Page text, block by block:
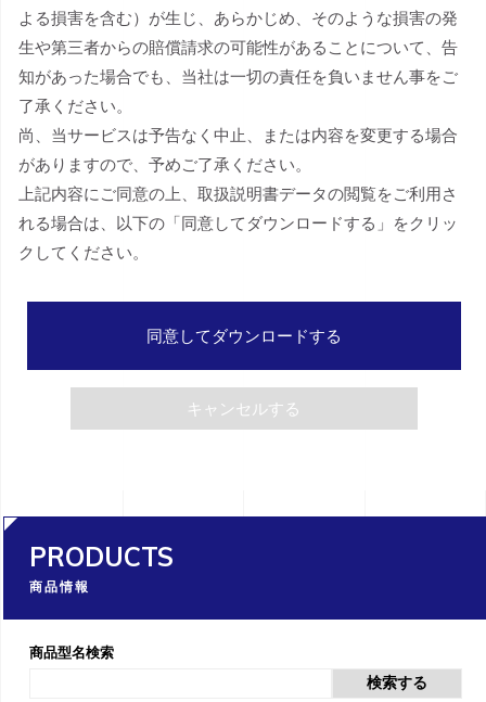
PRODUCTS
商品情報
商品型名検索
検索する
よる損害を含む）が生じ、あらかじめ、そのような損害の発
生や第三者からの賠償請求の可能性があることについて、告
知があった場合でも、当社は一切の責任を負いません事をご
了承ください。
尚、当サービスは予告なく中止、または内容を変更する場合
がありますので、予めご了承ください。
上記内容にご同意の上、取扱説明書データの閲覧をご利用さ
れる場合は、以下の「同意してダウンロードする」をクリッ
クしてください。
同意してダウンロードする
キャンセルする